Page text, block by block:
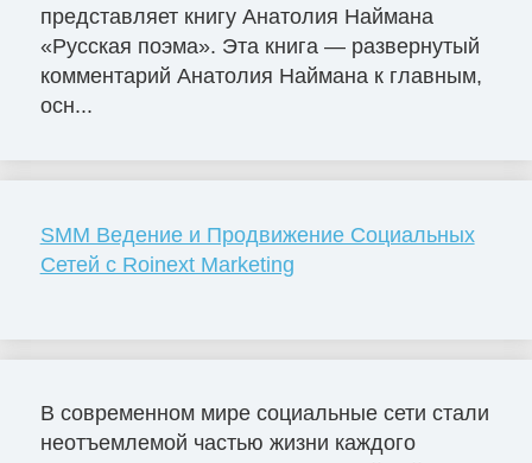
представляет книгу Анатолия Наймана
«Русская поэма». Эта книга — развернутый
комментарий Анатолия Наймана к главным,
осн...
SMM Ведение и Продвижение Социальных
Сетей с Roinext Marketing
В современном мире социальные сети стали
неотъемлемой частью жизни каждого